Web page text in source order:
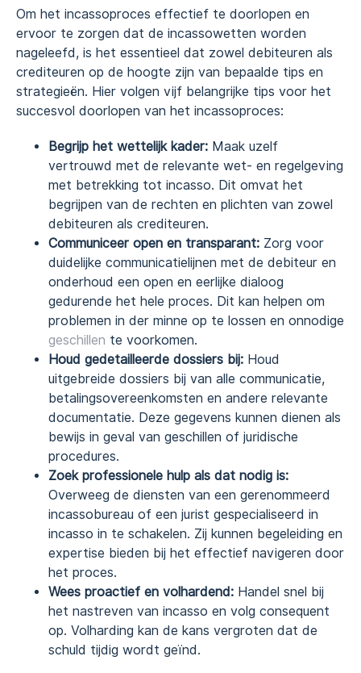
Om het incassoproces effectief te doorlopen en
ervoor te zorgen dat de incassowetten worden
nageleefd, is het essentieel dat zowel debiteuren als
crediteuren op de hoogte zijn van bepaalde tips en
strategieën. Hier volgen vijf belangrijke tips voor het
succesvol doorlopen van het incassoproces:
Begrijp het wettelijk kader: Maak uzelf
vertrouwd met de relevante wet- en regelgeving
met betrekking tot incasso. Dit omvat het
begrijpen van de rechten en plichten van zowel
debiteuren als crediteuren.
Communiceer open en transparant: Zorg voor
duidelijke communicatielijnen met de debiteur en
onderhoud een open en eerlijke dialoog
gedurende het hele proces. Dit kan helpen om
problemen in der minne op te lossen en onnodige
geschillen te voorkomen.
Houd gedetailleerde dossiers bij: Houd
uitgebreide dossiers bij van alle communicatie,
betalingsovereenkomsten en andere relevante
documentatie. Deze gegevens kunnen dienen als
bewijs in geval van geschillen of juridische
procedures.
Zoek professionele hulp als dat nodig is:
Overweeg de diensten van een gerenommeerd
incassobureau of een jurist gespecialiseerd in
incasso in te schakelen. Zij kunnen begeleiding en
expertise bieden bij het effectief navigeren door
het proces.
Wees proactief en volhardend: Handel snel bij
het nastreven van incasso en volg consequent
op. Volharding kan de kans vergroten dat de
schuld tijdig wordt geïnd.